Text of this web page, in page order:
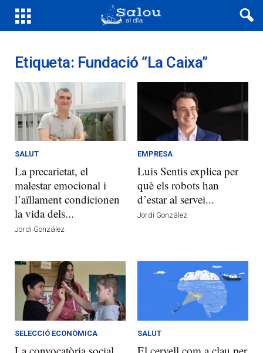
Etiqueta: Fundació ”la Caixa”
SALUT
La precarietat, el
malestar emocional i
l’aïllament condicionen
la vida dels...
Jordi González
EMPRESA
Luis Sentis explica per
què els robots han
d’estar al servei...
Jordi González
SELECCIÓ ECONÒMICA SALUT